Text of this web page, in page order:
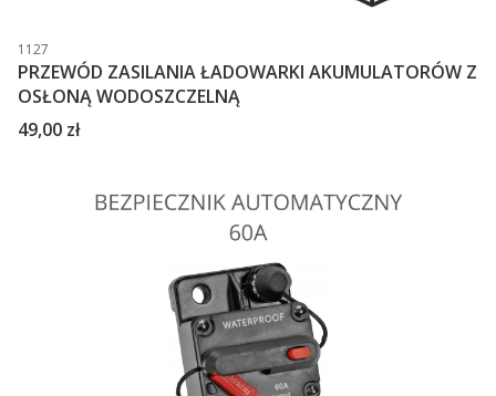
Kod produktu
1127
PRZEWÓD ZASILANIA ŁADOWARKI AKUMULATORÓW Z
OSŁONĄ WODOSZCZELNĄ
Cena
49,00 zł